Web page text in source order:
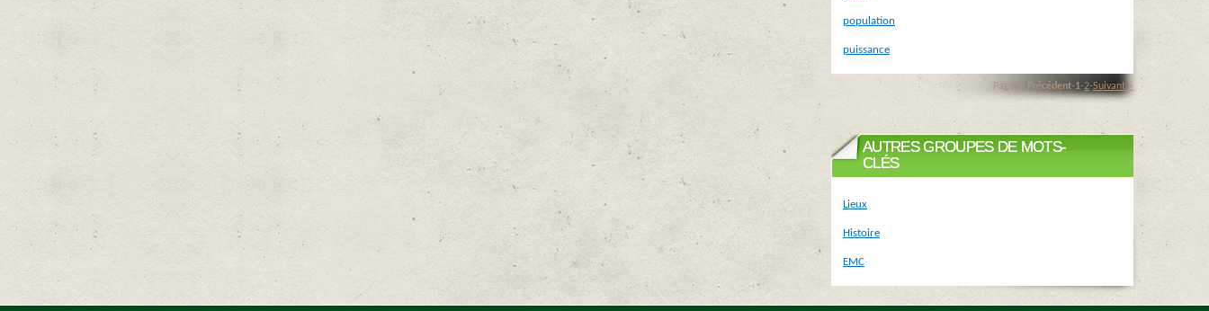
population
puissance
Pages « Précédent-1-2-Suivant »
AUTRES GROUPES DE MOTS-
CLÉS
Lieux
Histoire
EMC